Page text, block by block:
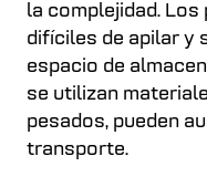
la complejidad.
difíciles de apilar y
espacio de
se utilizan
pesados, pueden
transporte.